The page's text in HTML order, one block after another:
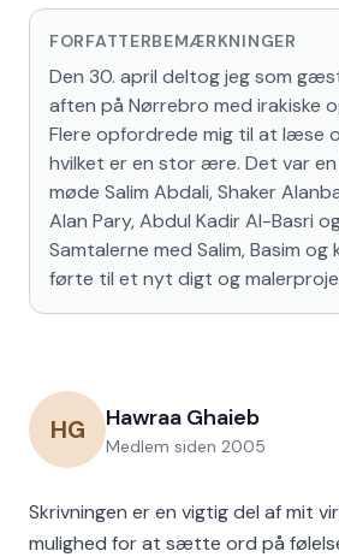
HG Hawraa Ghaieb
Medlem siden 2005
Skrivningen er en vigtig del af mit
mulighed for at sætte ord på
FORFATTERBEMÆRKNINGER
Den 30. april deltog jeg som
aften på Nørrebro med irakiske
Flere opfordrede mig til at læse
hvilket er en stor ære. Det var
møde Salim Abdali, Shaker
Alan Pary, Abdul Kadir Al-Basri
Samtalerne med Salim, Basim og
førte til et nyt digt og